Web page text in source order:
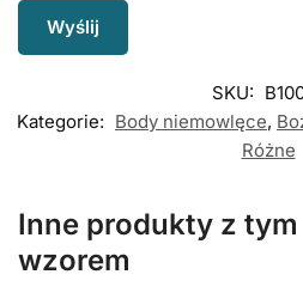
SKU:
Kategorie: Body niemowlęce,
Różne
Inne produkty z tym
wzorem